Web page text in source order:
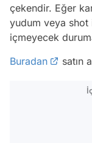
çekendir. Eğer
yudum veya shot
içmeyecek
Buradan
satın